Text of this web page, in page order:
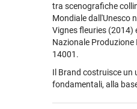
tra scenografiche
Mondiale dall'Unesco
Vignes fleuries (2014)
Nazionale
14001.
Il Brand costruisce un
fondamentali, alla